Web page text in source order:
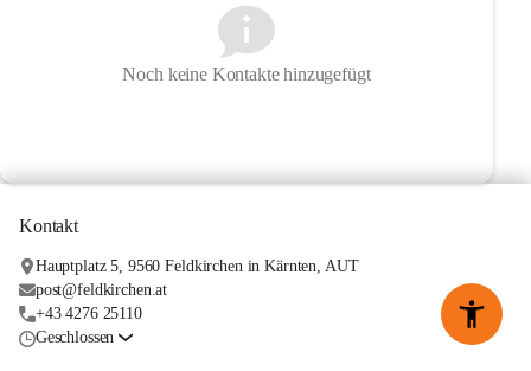
Noch keine Kontakte hinzugefügt
Kontakt
Hauptplatz 5, 9560 Feldkirchen in Kärnten, AUT
post@feldkirchen.at
+43 4276 25110
Geschlossen